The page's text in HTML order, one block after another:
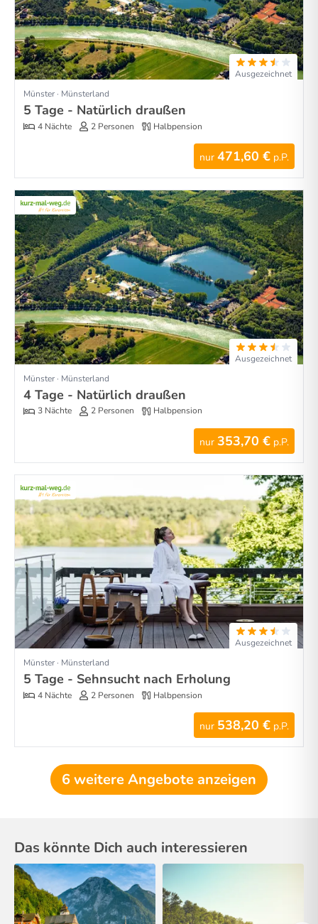
Ausgezeichnet
Münster · Münsterland
5 Tage - Natürlich draußen
4 Nächte 2 Personen Halbpension
nur 471,60 € p.P.
Ausgezeichnet
Münster · Münsterland
4 Tage - Natürlich draußen
3 Nächte 2 Personen Halbpension
nur 353,70 € p.P.
Ausgezeichnet
Münster · Münsterland
5 Tage - Sehnsucht nach Erholung
4 Nächte 2 Personen Halbpension
nur 538,20 € p.P.
6 weitere Angebote anzeigen
Das könnte Dich auch interessieren